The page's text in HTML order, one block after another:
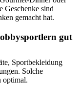
Geschenke sind
gemacht hat.
gut
Sportbekleidung
Solche
optimal.